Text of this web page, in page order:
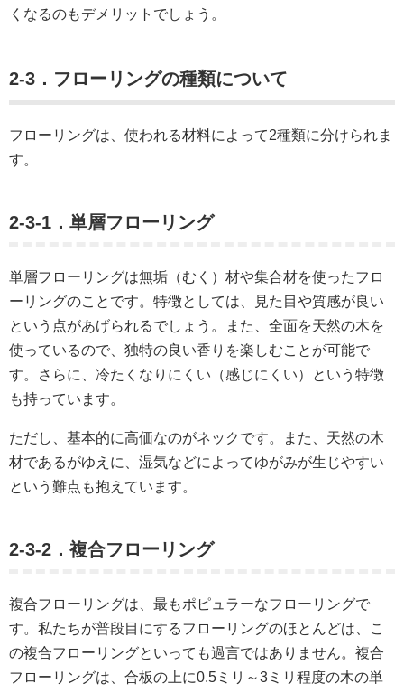
くなるのもデメリットでしょう。
2-3．フローリングの種類について
フローリングは、使われる材料によって2種類に分けられま
す。
2-3-1．単層フローリング
単層フローリングは無垢（むく）材や集合材を使ったフロ
ーリングのことです。特徴としては、見た目や質感が良い
という点があげられるでしょう。また、全面を天然の木を
使っているので、独特の良い香りを楽しむことが可能で
す。さらに、冷たくなりにくい（感じにくい）という特徴
も持っています。
ただし、基本的に高価なのがネックです。また、天然の木
材であるがゆえに、湿気などによってゆがみが生じやすい
という難点も抱えています。
2-3-2．複合フローリング
複合フローリングは、最もポピュラーなフローリングで
す。私たちが普段目にするフローリングのほとんどは、こ
の複合フローリングといっても過言ではありません。複合
フローリングは、合板の上に0.5ミリ～3ミリ程度の木の単